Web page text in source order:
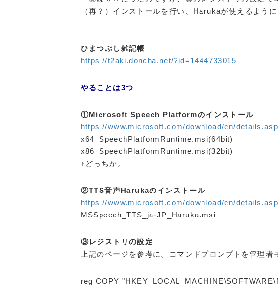
（再？）インストールを行い、Harukaが使えるように
ひまつぶし雑記帳
https://t2aki.doncha.net/?id=1444733015
やることは3つ
①Microsoft Speech Platformのインストール
https://www.microsoft.com/download/en/
x64_SpeechPlatformRuntime.msi(64bit)
x86_SpeechPlatformRuntime.msi(32bit)
↑どっちか。
②TTS音声Harukaのインストール
https://www.microsoft.com/download/en/
MSSpeech_TTS_ja-JP_Haruka.msi
③レジストリの設定
上記のページを参考に。コマンドプロンプトを管理者
reg COPY